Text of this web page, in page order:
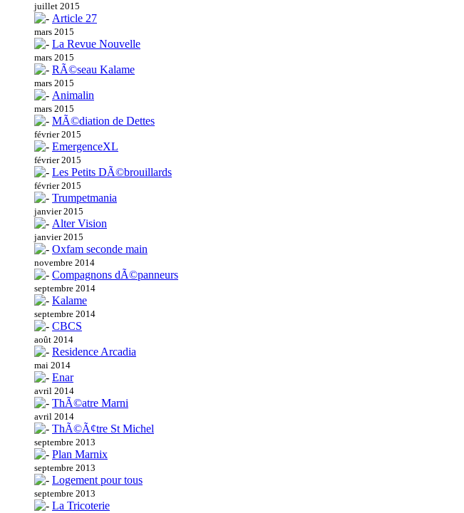
juillet 2015
Article 27
mars 2015
La Revue Nouvelle
mars 2015
RÃ©seau Kalame
mars 2015
Animalin
mars 2015
MÃ©diation de Dettes
février 2015
EmergenceXL
février 2015
Les Petits DÃ©brouillards
février 2015
Trumpetmania
janvier 2015
Alter Vision
janvier 2015
Oxfam seconde main
novembre 2014
Compagnons dÃ©panneurs
septembre 2014
Kalame
septembre 2014
CBCS
août 2014
Residence Arcadia
mai 2014
Enar
avril 2014
ThÃ©atre Marni
avril 2014
ThÃ©Ã¢tre St Michel
septembre 2013
Plan Marnix
septembre 2013
Logement pour tous
septembre 2013
La Tricoterie